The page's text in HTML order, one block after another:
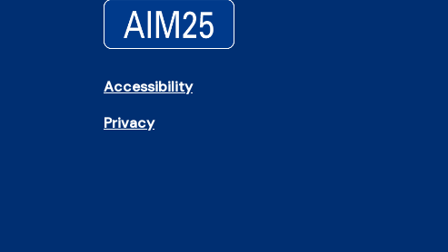
Accessibility
Privacy